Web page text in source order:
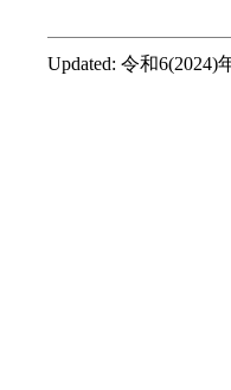
Updated: 令和6(2024)